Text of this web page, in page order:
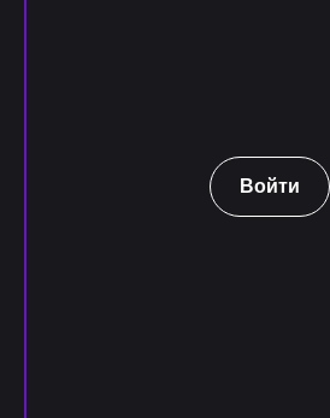
Войти